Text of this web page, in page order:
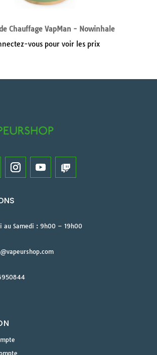
Chauffage VapMan - Nowinhale
vous pour voir les prix
au Samedi : 9h00 – 19h00